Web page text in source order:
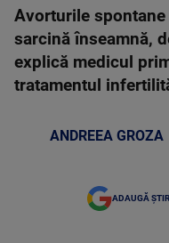
Avorturile
sarcină înseamnă,
explică medicul
tratamentul
ANDREEA GROZA
ADAUGĂ